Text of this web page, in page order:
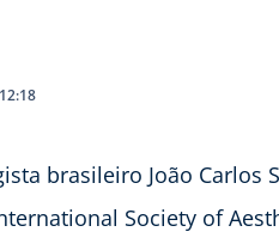
brasileiro João Carlos
Society of